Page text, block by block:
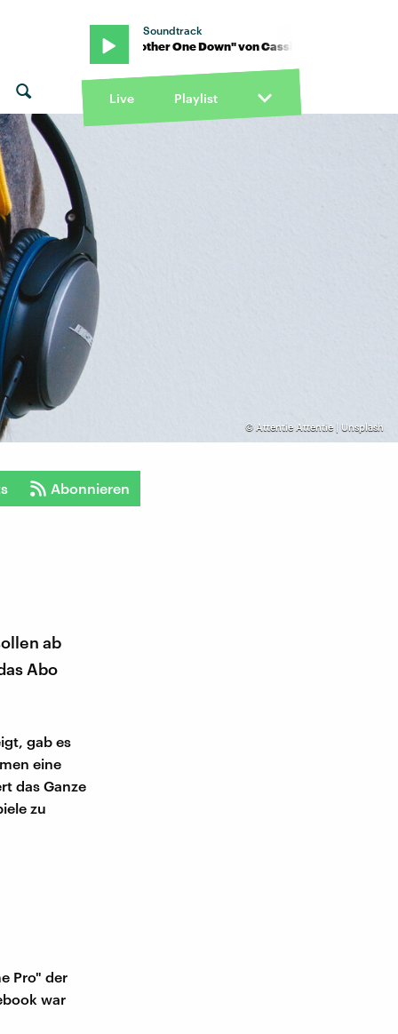
Soundtrack
· "Another One Down" von Cassia · "Another One Down" von
Live Playlist
© Attentie Attentie | Unsplash
Abonnieren
ab
Abo
gab es
eine
das Ganze
zu
Pro" der
war